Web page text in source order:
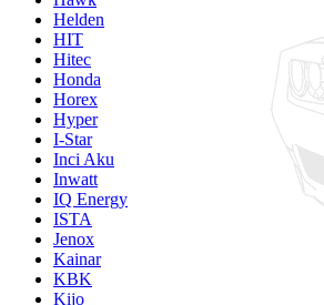
Helden
HIT
Hitec
Honda
Horex
Hyper
I-Star
Inci Aku
Inwatt
IQ Energy
ISTA
Jenox
Kainar
KBK
Kijo